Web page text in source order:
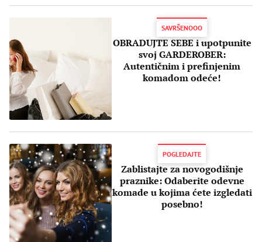
SAVRŠENOOO
OBRADUJTE SEBE i upotpunite
svoj GARDEROBER:
Autentičnim i prefinjenim
komadom odeće!
POGLEDAJTE
Zablistajte za novogodišnje
praznike: Odaberite odevne
komade u kojima ćete izgledati
posebno!